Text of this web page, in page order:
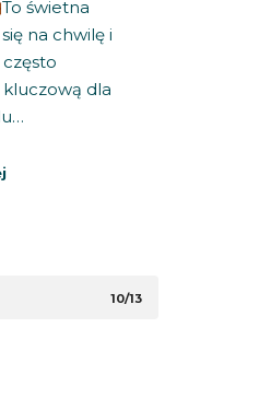
To świetna
na chwilę i
dla
10/13